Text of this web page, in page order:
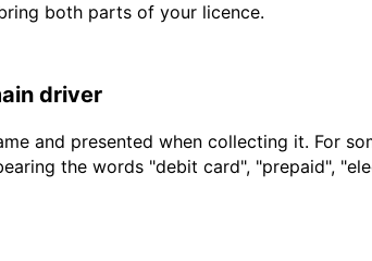
both parts of your licence.
driver
and presented when collecting it. For
the words "debit card", "prepaid",